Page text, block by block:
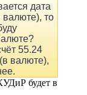
дата
валюте), то
55.24
валюте),
будет в